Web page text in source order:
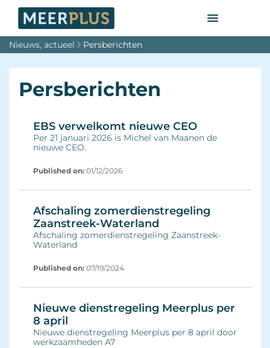
Nieuws, actueel Persberichten
Persberichten
EBS verwelkomt nieuwe CEO
Published on: 01/12/2026
Per 21 januari 2026 is Michel van Maanen de
nieuwe CEO.
Afschaling zomerdienstregeling
Zaanstreek-Waterland
Published on: 07/19/2024
Afschaling zomerdienstregeling Zaanstreek-
Waterland
Nieuwe dienstregeling Meerplus per
8 april
Nieuwe dienstregeling Meerplus per 8 april door
werkzaamheden A7